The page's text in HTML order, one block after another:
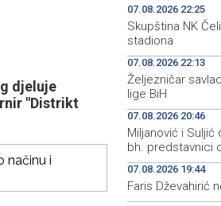
djeluje
"Distrikt
načinu i
07.08.2026 22:25
Skupština NK
stadiona
07.08.2026 22:13
Željezničar
lige BiH
07.08.2026 20:46
Miljanović i
bh. predstavnici
07.08.2026 19:44
Faris Dževahirić